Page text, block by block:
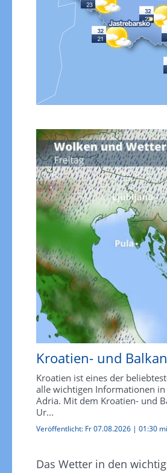
Kroatien- und
Kroatien ist eines der
alle wichtigen Informationen in
Adria. Mit dem Kroatien- und
Ur...
Veröffentlicht: Fr 07.08.2026 | 01:30
Das Wetter in den